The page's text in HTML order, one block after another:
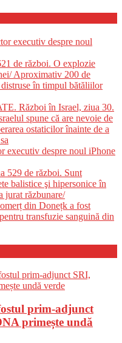
executiv despre noul
de război. O explozie
Aproximativ 200 de
în timpul bătăliilor
Război în Israel, ziua 30.
spune că are nevoie de
ostaticilor înainte de a
executiv despre noul iPhone
de război. Sunt
balistice şi hipersonice în
jurat răzbunare/
din Donețk a fost
transfuzie sanguină din
prim-adjunct
primește undă